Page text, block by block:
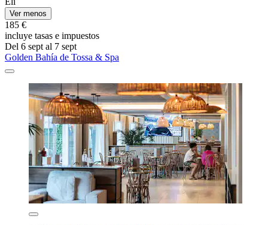
Ver menos
185 €
incluye tasas e impuestos
Del 6 sept al 7 sept
Golden Bahía de Tossa & Spa